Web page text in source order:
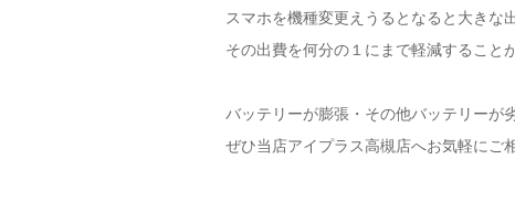
スマホを機種変更えうるとなると大きな
その出費を何分の１にまで軽減すること
バッテリーが膨張・その他バッテリーが
ぜひ当店アイプラス高槻店へお気軽にご